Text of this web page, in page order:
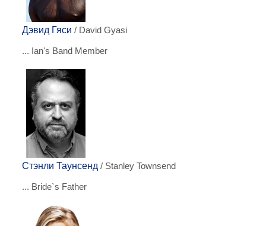
Дэвид Гяси / David Gyasi
... Ian's Band Member
Стэнли Таунсенд / Stanley Townsend
... Bride`s Father